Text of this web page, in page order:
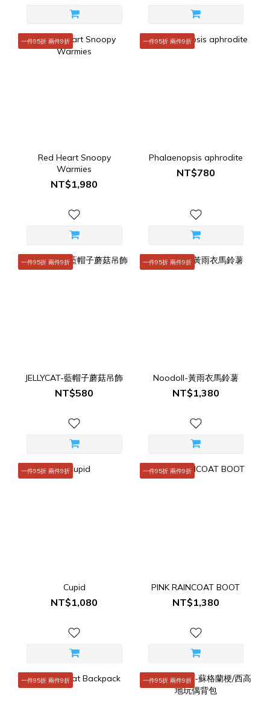
一件95折 兩件9折
Red Heart Snoopy
Warmies
NT$1,980
一件95折 兩件9折
Phalaenopsis aphrodite
NT$780
一件95折 兩件9折
JELLYCAT-藍帽子蘑菇吊飾
NT$580
一件95折 兩件9折
Noodoll-黃雨衣馬鈴薯
NT$1,380
一件95折 兩件9折
Cupid
NT$1,080
一件95折 兩件9折
PINK RAINCOAT BOOT
NT$1,380
一件95折 兩件9折 一件95折 兩件9折